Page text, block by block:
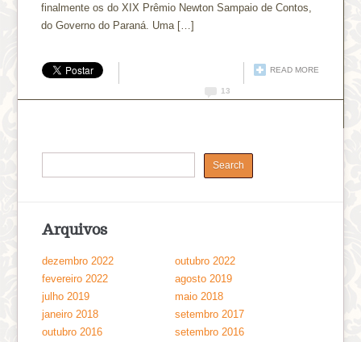
finalmente os do XIX Prêmio Newton Sampaio de Contos,
do Governo do Paraná. Uma […]
READ MORE
13
Arquivos
dezembro 2022
outubro 2022
fevereiro 2022
agosto 2019
julho 2019
maio 2018
janeiro 2018
setembro 2017
outubro 2016
setembro 2016